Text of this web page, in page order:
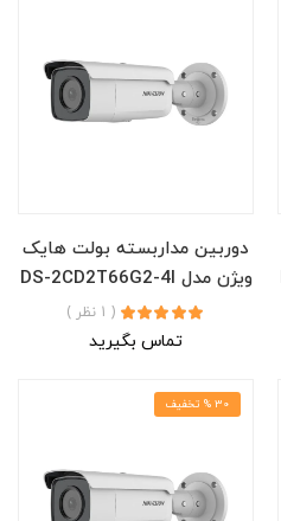
دوربین مداربسته بولت هایک
ویژن مدل DS-2CD2T66G2-4I
( 1 نظر )
تماس بگیرید
30 % تخفیف